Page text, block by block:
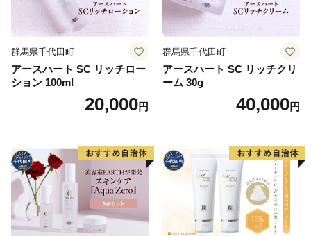
群馬県千代田町
アースハート SC リッチロー
ション 100ml
20,000円
群馬県千代田町
アースハート SC リッチクリ
ーム 30g
40,000円